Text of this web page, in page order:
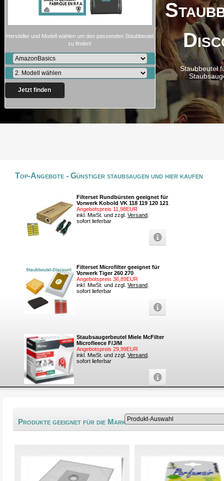
Staubbeutel
Hersteller und Modell wählen um den passenden Staubbeutel
zu finden!
Jetzt finden
Top-Angebote - Günstiger staubsaugen und hier kaufen
Filterset Rundbürsten geeignet für
Vorwerk Kobold VK 118 119 120 121
Angebotspreis 11,98EUR
inkl. MwSt. und zzgl. Versand
sofort lieferbar
Filterset Microfilter geeignet für
Vorwerk Tiger 260 270
Angebotspreis 36,89EUR
inkl. MwSt. und zzgl. Versand
sofort lieferbar
Staubsaugerbeutel Miele McFilter
Microfleece F/J/M
Angebotspreis 29,99EUR
inkl. MwSt. und zzgl. Versand
sofort lieferbar
Produkte geeignet für die Marke AmazonBasics